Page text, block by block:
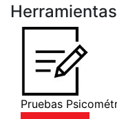
Herramientas